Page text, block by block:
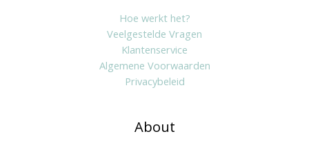
Hoe werkt het?
Veelgestelde Vragen
Klantenservice
Algemene Voorwaarden
Privacybeleid
About